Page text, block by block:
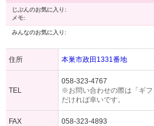
じぶんのお気に入り:
メモ:
みんなのお気に入り:
住所 本巣市政田1331番地
TEL
058-323-4767
※お問い合わせの際は「ギ
だければ幸いです。
FAX 058-323-4893